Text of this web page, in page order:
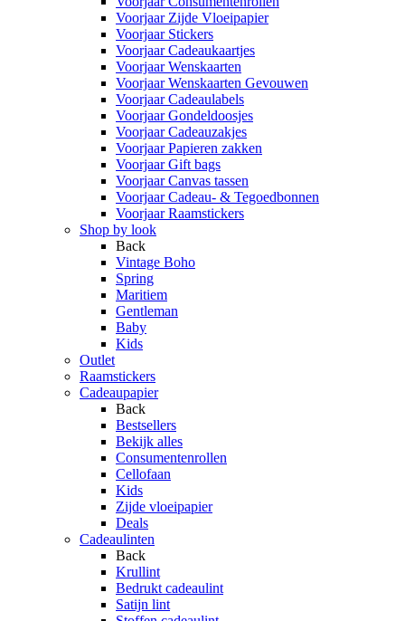
Voorjaar Zijde Vloeipapier
Voorjaar Stickers
Voorjaar Cadeaukaartjes
Voorjaar Wenskaarten
Voorjaar Wenskaarten Gevouwen
Voorjaar Cadeaulabels
Voorjaar Gondeldoosjes
Voorjaar Cadeauzakjes
Voorjaar Papieren zakken
Voorjaar Gift bags
Voorjaar Canvas tassen
Voorjaar Cadeau- & Tegoedbonnen
Voorjaar Raamstickers
Shop by look
Back
Vintage Boho
Spring
Maritiem
Gentleman
Baby
Kids
Outlet
Raamstickers
Cadeaupapier
Back
Bestsellers
Bekijk alles
Consumentenrollen
Cellofaan
Kids
Zijde vloeipapier
Deals
Cadeaulinten
Back
Krullint
Bedrukt cadeaulint
Satijn lint